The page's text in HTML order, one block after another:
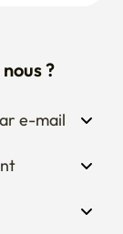
e-mail
le RC ?